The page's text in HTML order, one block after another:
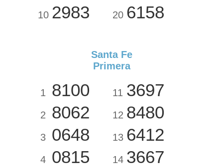
10 2983 20 6158
Santa Fe
Primera
1 8100
2 8062
3 0648
4 0815
11 3697
12 8480
13 6412
14 3667